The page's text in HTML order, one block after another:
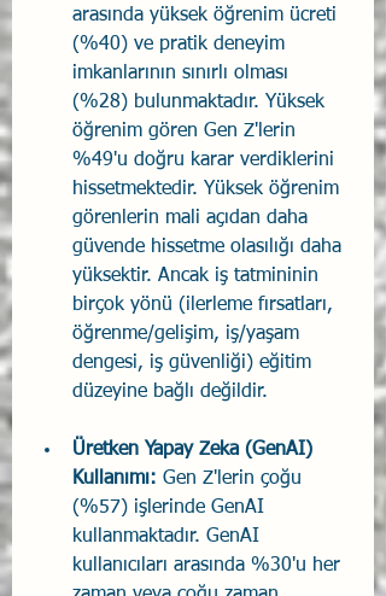
arasında yüksek öğrenim ücreti
(%40) ve pratik deneyim
imkanlarının sınırlı olması
(%28) bulunmaktadır. Yüksek
öğrenim gören Gen Z'lerin
%49'u doğru karar verdiklerini
hissetmektedir. Yüksek öğrenim
görenlerin mali açıdan daha
güvende hissetme olasılığı daha
yüksektir. Ancak iş tatmininin
birçok yönü (ilerleme fırsatları,
öğrenme/gelişim, iş/yaşam
dengesi, iş güvenliği) eğitim
düzeyine bağlı değildir.
Üretken Yapay Zeka (GenAI)
Kullanımı: Gen Z'lerin çoğu
(%57) işlerinde GenAI
kullanmaktadır. GenAI
kullanıcıları arasında %30'u her